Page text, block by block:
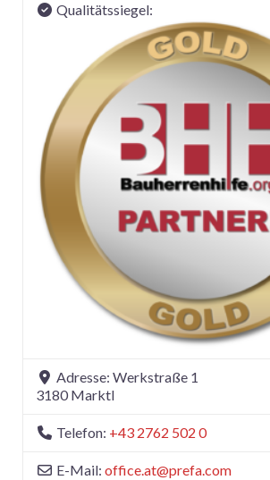
Qualitätssiegel:
Adresse: Werkstraße 1
3180 Marktl
Telefon: +43 2762 502 0
E-Mail: office.at@prefa.com